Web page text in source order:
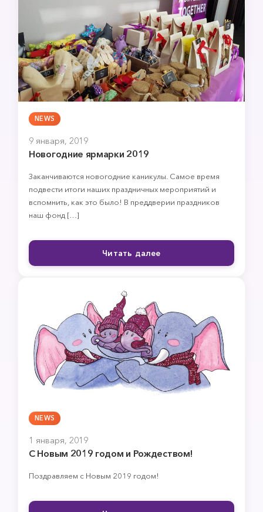
NEWS
9 января, 2019
Новогодние ярмарки 2019
Заканчиваются новогодние каникулы. Самое время
подвести итоги наших праздничных мероприятий и
вспомнить, как это было! В преддверии праздников
наш фонд […]
Читать далее
NEWS
1 января, 2019
С Новым 2019 годом и Рождеством!
Поздравляем с Новым 2019 годом!